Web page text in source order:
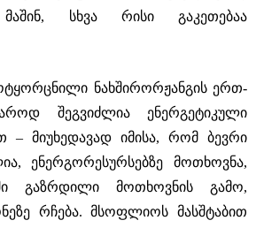
მაშინ, სხვა რისი გაკეთებაა
ნახშირორჟანგის ერთ-
შეგვიძლია ენერგეტიკული
– მიუხედავად იმისა, რომ ბევრი
ენერგორესურსებზე მოთხოვნა,
გაზრდილი მოთხოვნის გამო,
რჩება. მსოფლიოს მასშტაბით